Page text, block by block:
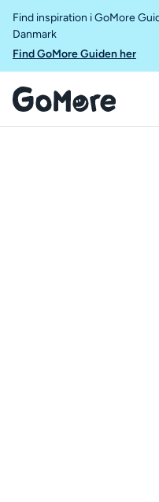
Find inspiration i GoMore
Danmark
Find GoMore Guiden her